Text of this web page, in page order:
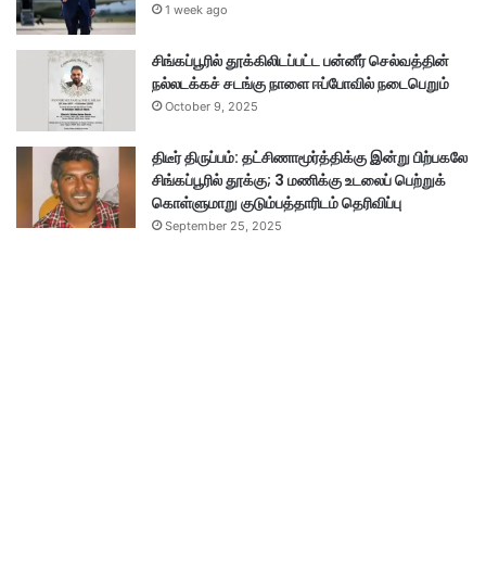
1 week ago
சிங்கப்பூரில் தூக்கிலிடப்பட்ட பன்னீர் செல்வத்தின்
நல்லடக்கச் சடங்கு நாளை ஈப்போவில் நடைபெறும்
October 9, 2025
திடீர் திருப்பம்: தட்சிணாமூர்த்திக்கு இன்று பிற்பகலே
சிங்கப்பூரில் தூக்கு; 3 மணிக்கு உடலைப் பெற்றுக்
கொள்ளுமாறு குடும்பத்தாரிடம் தெரிவிப்பு
September 25, 2025